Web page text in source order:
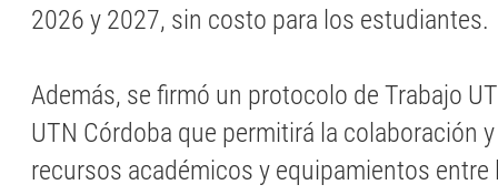
2026 y 2027, sin costo para los estudiantes.
Además, se firmó un protocolo de Trabajo
UTN Córdoba que permitirá la colaboración
recursos académicos y equipamientos